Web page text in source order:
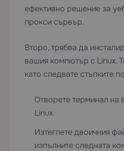
ефективно решение за
прокси сървър.
Второ, трябва да
вашия компютър с Linux.
като следвате стъпките
Отворете терминал
Linux.
Изтеглете двоичния
изпълните следната